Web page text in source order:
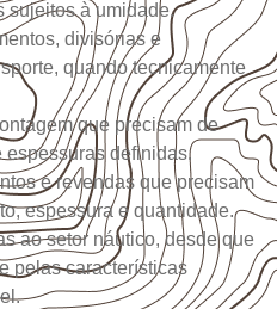
sujeitos à umidade.
divisórias e
quando tecnicamente
que precisam de
espessuras definidas.
e revendas que precisam
espessura e quantidade.
ao setor náutico, desde que
pelas características